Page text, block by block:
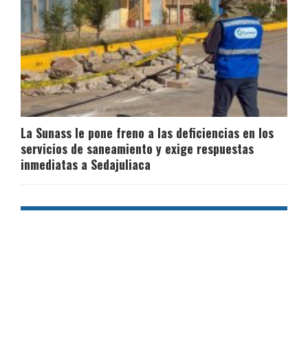
La Sunass le pone freno a las deficiencias en los
servicios de saneamiento y exige respuestas
inmediatas a Sedajuliaca